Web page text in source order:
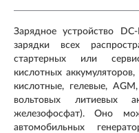
Зарядное устройство
зарядки всех
стартерных или
кислотных
кислотные, гелевые,
вольтовых литиевых
железофосфат). Оно
автомобильных